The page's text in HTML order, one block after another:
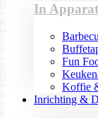
In
Fun
Koffie
Inrichting &